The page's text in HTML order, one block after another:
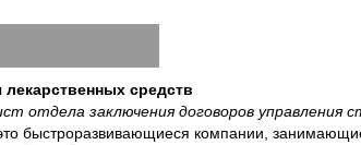
средств
отдела заключения договоров
быстроразвивающиеся компании,